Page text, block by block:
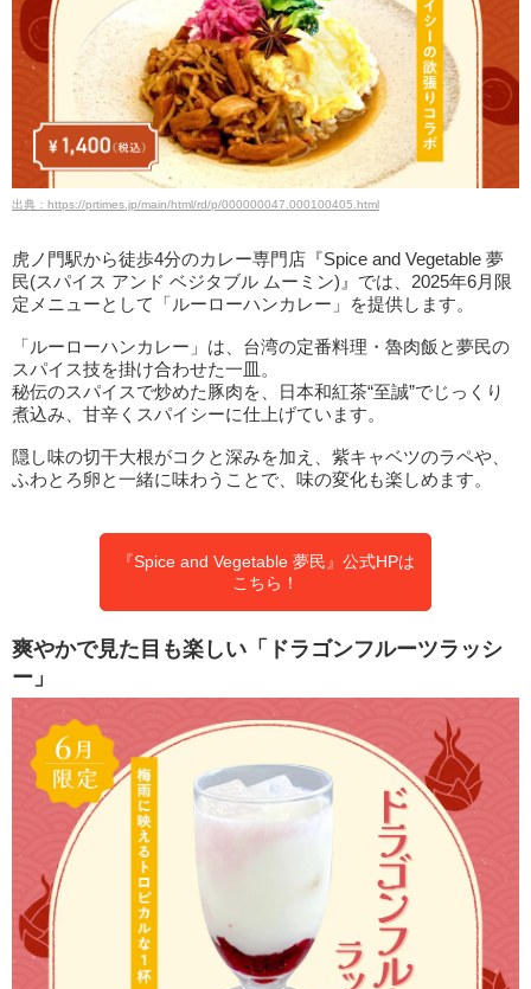
出典：https://prtimes.jp/main/html/rd/p/000000047.000100405.html
虎ノ門駅から徒歩4分のカレー専門店『Spice and Vegetable 夢
民(スパイス アンド ベジタブル ムーミン)』では、2025年6月限
定メニューとして「ルーローハンカレー」を提供します。
「ルーローハンカレー」は、台湾の定番料理・魯肉飯と夢民の
スパイス技を掛け合わせた一皿。
秘伝のスパイスで炒めた豚肉を、日本和紅茶“至誠”でじっくり
煮込み、甘辛くスパイシーに仕上げています。
隠し味の切干大根がコクと深みを加え、紫キャベツのラペや、
ふわとろ卵と一緒に味わうことで、味の変化も楽しめます。
『Spice and Vegetable 夢⺠』公式HPは
こちら！
爽やかで見た目も楽しい「ドラゴンフルーツラッシ
ー」